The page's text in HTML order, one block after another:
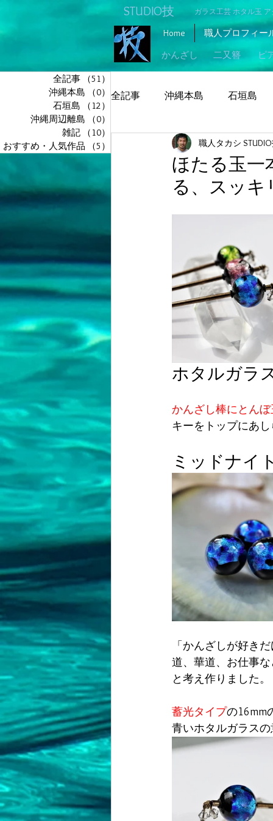
STUDIO技 ガラス工芸 ホタル玉
Home
職人プロフィー
かんざし
二又簪 ピ
全記事 沖縄本島 石垣島
ほたる玉一
る、スッキ
職人タカシ
ホタルガラ
かんざし棒にとん
キーをトップにあ
ミッドナイ
「かんざしが好き
道、華道、お仕事
と考え作りました。
蓄光タイプの16mm
青いホタルガラス
全記事 （51）
沖縄本島
（0） 0件の記事
石垣島
（12）
沖縄周辺離島
（0）
雑記
（10） 10件の記事
おすすめ・人気作品
（5）